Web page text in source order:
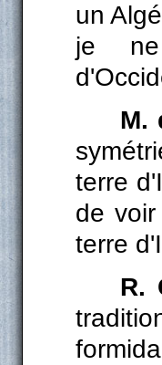
un
je ne
M.
terre
de
terre
R.